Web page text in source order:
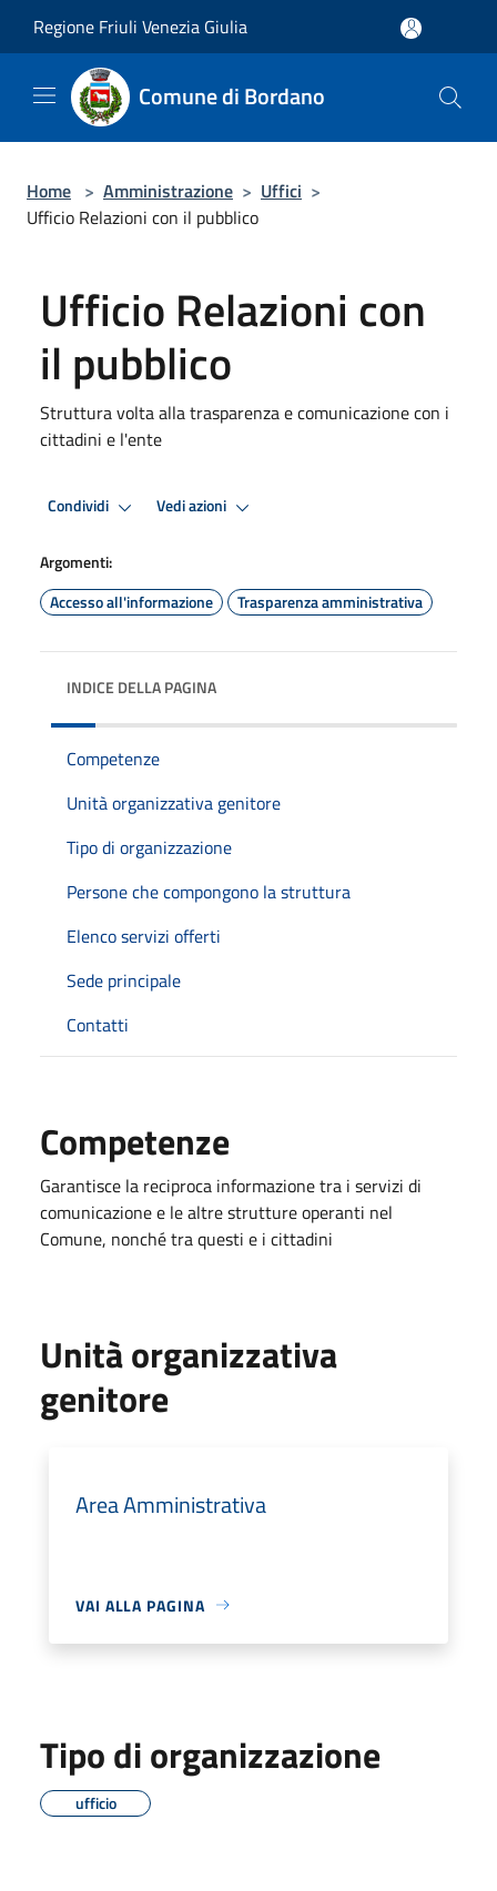
Regione Friuli Venezia Giulia
Comune di Bordano
Home > Amministrazione > Uffici >
Ufficio Relazioni con il pubblico
Ufficio Relazioni con
il pubblico
Struttura volta alla trasparenza e comunicazione con i
cittadini e l'ente
Condividi Vedi azioni
Argomenti:
Accesso all'informazione
Trasparenza amministrativa
INDICE DELLA PAGINA
Competenze
Unità organizzativa genitore
Tipo di organizzazione
Persone che compongono la struttura
Elenco servizi offerti
Sede principale
Contatti
Competenze
Garantisce la reciproca informazione tra i servizi di
comunicazione e le altre strutture operanti nel
Comune, nonché tra questi e i cittadini
Unità organizzativa
genitore
Area Amministrativa
VAI ALLA PAGINA
Tipo di organizzazione
ufficio